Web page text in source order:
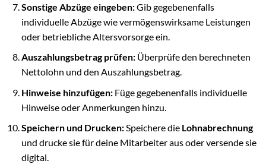
Sonstige Abzüge eingeben:Gib gegebenenfalls
individuelle Abzüge wie vermögenswirksame Leistungen
oder betriebliche Altersvorsorge ein.
Auszahlungsbetrag prüfen:Überprüfe den berechneten
Nettolohn und den Auszahlungsbetrag.
Hinweise hinzufügen:Füge gegebenenfalls individuelle
Hinweise oder Anmerkungen hinzu.
Speichern und Drucken:Speichere die Lohnabrechnung
und drucke sie für deine Mitarbeiter aus oder versende sie
digital.